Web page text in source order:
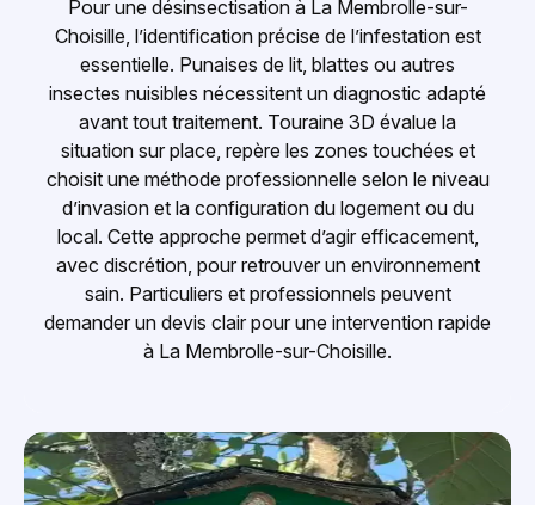
Pour une désinsectisation à La Membrolle-sur-
Choisille, l’identification précise de l’infestation est
essentielle. Punaises de lit, blattes ou autres
insectes nuisibles nécessitent un diagnostic adapté
avant tout traitement. Touraine 3D évalue la
situation sur place, repère les zones touchées et
choisit une méthode professionnelle selon le niveau
d’invasion et la configuration du logement ou du
local. Cette approche permet d’agir efficacement,
avec discrétion, pour retrouver un environnement
sain. Particuliers et professionnels peuvent
demander un devis clair pour une intervention rapide
à La Membrolle-sur-Choisille.